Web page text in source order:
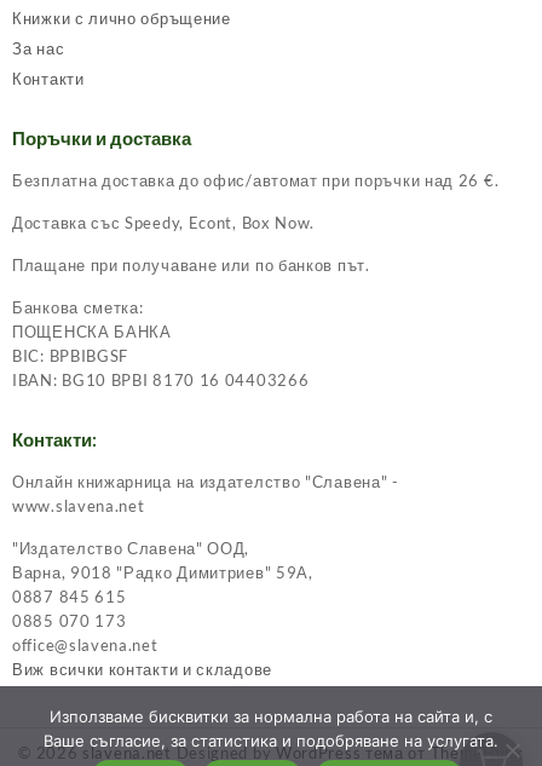
Книжки с лично обръщение
За нас
Контакти
Поръчки и доставка
Безплатна доставка до офис/автомат при поръчки над 26 €.
Доставка със Speedy, Econt, Box Now.
Плащане при получаване или по банков път.
Банкова сметка:
ПОЩЕНСКА БАНКА
BIC: BPBIBGSF
IBAN: BG10 BPBI 8170 16 04403266
Контакти:
Онлайн книжарница на издателство "Славена" -
www.slavena.net
"Издателство Славена" ООД,
Варна, 9018 "Радко Димитриев" 59А,
0887 845 615
0885 070 173
office@slavena.net
Виж всички контакти и складове
© 2026slavena.net Designed by WordPress тема от ThemeHunk
Използваме бисквитки за нормална работа на сайта и, с
Ваше съгласие, за статистика и подобряване на услугата.